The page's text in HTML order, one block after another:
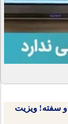
و سفته! ویزیت